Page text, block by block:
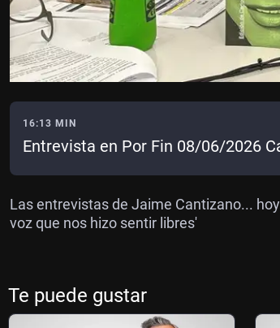
16:13 MIN
Entrevista en Por Fin 08/06/2026
Las entrevistas de Jaime Cantizano...
voz que nos hizo sentir libres'
Te puede gustar